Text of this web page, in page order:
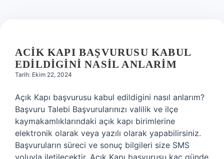
ACIK KAPI BAŞVURUSU KABUL
EDILDIGINI NASIL ANLARIM
Tarih: Ekim 22, 2024
Açık Kapı başvurusu kabul edildigini nasıl anlarım?
Başvuru Talebi Başvurularınızı valilik ve ilçe
kaymakamlıklarındaki açık kapı birimlerine
elektronik olarak veya yazılı olarak yapabilirsiniz.
Başvuruların süreci ve sonuç bilgileri size SMS
yoluyla iletilecektir. Açık Kapı başvurusu kaç günde